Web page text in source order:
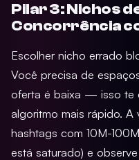
Pilar 3: Nichos
Concorrência
Escolher nicho errado
Você precisa de
oferta é baixa — isso te
algoritmo mais rápido.
hashtags com 10M-
está saturado) e